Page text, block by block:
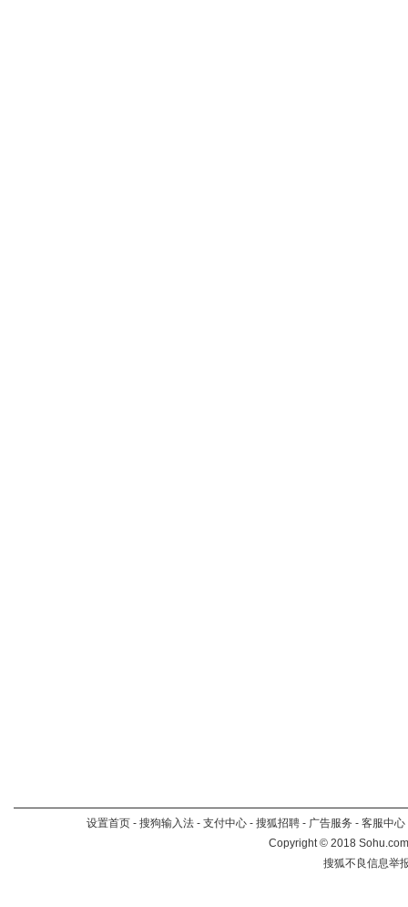
设置首页 - 搜狗输入法 - 支付中心 - 搜狐招聘 - 广告服务 - 客服中心
Copyright©2018
搜狐不良信息举